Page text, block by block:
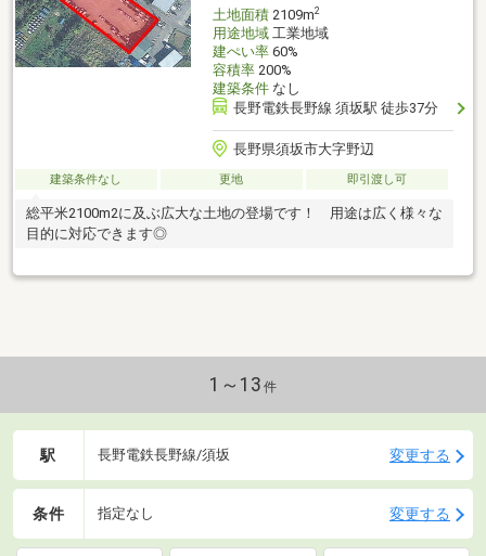
土地面積2109m2
用途地域工業地域
建ぺい率60%
容積率200%
建築条件なし
長野電鉄長野線 須坂駅 徒歩37分
長野県須坂市大字野辺
建築条件なし 更地 即引渡し可
総平米2100m2に及ぶ広大な土地の登場です！ 用途は広く様々な
目的に対応できます◎
1～13 件
駅 長野電鉄長野線/須坂 変更する
条件 指定なし 変更する